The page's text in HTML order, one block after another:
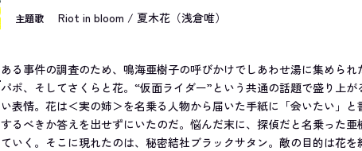
主題歌 Riot in bloom / 夏木花（浅倉唯）
ある事件の調査のため、鳴海亜樹子の呼びかけでしあわせ湯に集めら
パポ、そしてさくらと花。“仮面ライダー”という共通の話題で盛り上
い表情。花は＜実の姉＞を名乗る人物から届いた手紙に「会いたい」と
するべきか答えを出せずにいたのだ。悩んだ末に、探偵だと名乗った
ていく。そこに現れたのは、秘密結社ブラックサタン。敵の目的は花